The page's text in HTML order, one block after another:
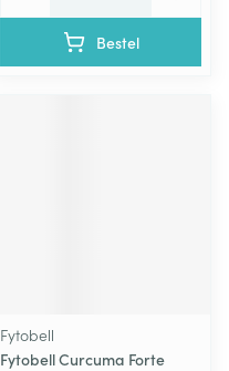
Bestel
Fytobell
Fytobell Curcuma Forte